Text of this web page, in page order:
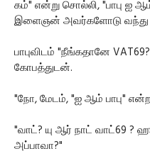
கம்" என்று சொல்லி, "பாபு ஐ
இளைஞன் அவர்களோடு வந்து
பாபுவிடம் "நீங்கதானே
கோபத்துடன்.
"நோ, மேடம், "ஐ ஆம் பாபு"
"வாட்? யு ஆர் நாட் வாட்69 ?
அப்பாவா?"